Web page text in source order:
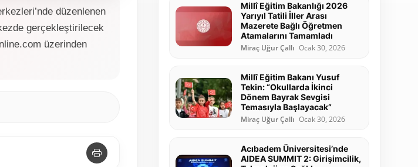
düzenlenen
gerçekleştirilecek
üzerinden
Millî Eğitim Bakanlığı 2026
Yarıyıl Tatili İller Arası
Mazerete Bağlı Öğretmen
Atamalarını Tamamladı
Miraç Uğur Çallı Ocak 30, 2026
Millî Eğitim Bakanı Yusuf
Tekin: “Okullarda İkinci
Dönem Bayrak Sevgisi
Temasıyla Başlayacak”
Miraç Uğur Çallı Ocak 30, 2026
Acıbadem Üniversitesi’nde
AIDEA SUMMIT 2: Girişimcilik,